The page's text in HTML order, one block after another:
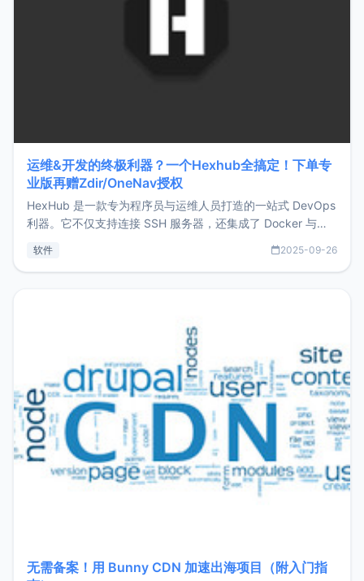
运维&开发的终极利器？一个Hexhub全搞定！下单专
业版再赠Zdir/OneNav授权
HexHub 是一款专为程序员与运维人员打造的一站式 DevOps
利器。它不仅支持连接 SSH 服务器，还集成了 Docker 与常
件间频繁切换，仅凭 HexHub 即可同时搞定运维与数据库操
软件 2025-09-26
无需备案！用 Bunny CDN 加速出海项目（附入门指